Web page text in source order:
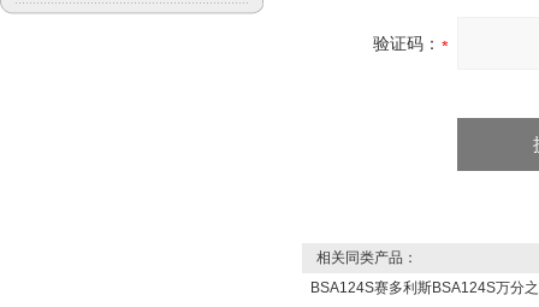
验证码：
相关同类产品：
BSA124S赛多利斯BSA124S万分